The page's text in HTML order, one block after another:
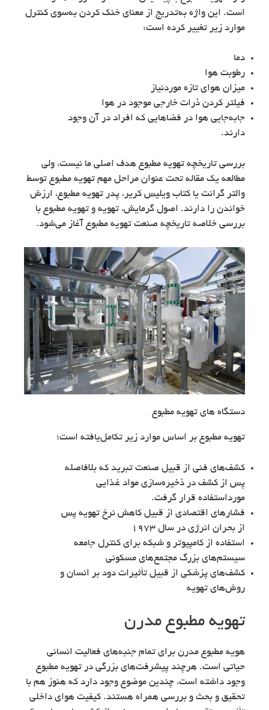
است. این واژه به‌تدریج از معنای خنک کردن به‌سوی کنترل
موارد زیر تغییر کرده است:
دما
رطوبت هوا
میزان هوای تازه موردنیاز
فیلتر کردن ذرات خارجی موجود در هوا
جابه‌جایی هوا در فضاهایی که افراد در آن وجود
دارند.
بررسی تاریخچه تهویه مطبوع هدف اصلی ما نیست، ولی
مطالعه یک مقاله تحت عنوان مراحل مهم تهویه مطبوع توسط
والتر گرانت یا کتاب ویلیس کریر، پدر تهویه مطبوع، ارزش
خواندن را دارند. اصول گرمایش، تهویه و تهویه مطبوع با
بررسی خلاصه تاریخچه صنعت تهویه مطبوع آغاز می‌شود.
دستگاه های تهویه مطبوع
تهویه مطبوع بر اساس موارد زیر تکامل‌یافته است؛
کشف‌های فنی از قبیل صنعت تبرید که بلافاصله
پس از کشف در ذخیره‌سازی مواد غذایی
مورداستفاده قرار گرفت.
فشارهای اقتصادی از قبیل کاهش نرخ تهویه پس
از بحران انرژی در سال ۱۹۷۳
استفاده از کامپیوتر و شبکه برای کنترل جامعه
سیستم‌های بزرگ مجتمع‌های مسکونی
کشف‌های پزشکی از قبیل تأثیرات دود بر انسان و
روش‌های تهویه
تهویه مطبوع مدرن
هویه مطبوع مدرن برای تمام جنبه‌های فعالیت انسانی
حیاتی است. هرچند پیشرفت‌های بزرگی در تهویه مطبوع
وجود داشته است، چندین موضوع وجود دارد که هنوز هم با
تحقیق و بحث و بررسی همراه هستند. کیفیت هوای داخلی